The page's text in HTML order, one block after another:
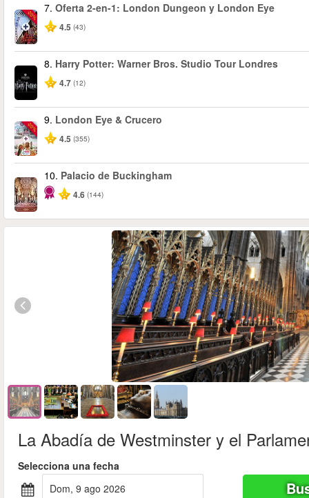
-20%
7. Oferta 2-en-1: London Dungeon y London Eye
4.5 (43)
8. Harry Potter: Warner Bros. Studio Tour Londres
4.7 (12)
-20%
9. London Eye & Crucero
4.5 (355)
10. Palacio de Buckingham
4.6 (144)
La Abadía de Westminster y el
Selecciona una fecha
dom, 9 ago 2026